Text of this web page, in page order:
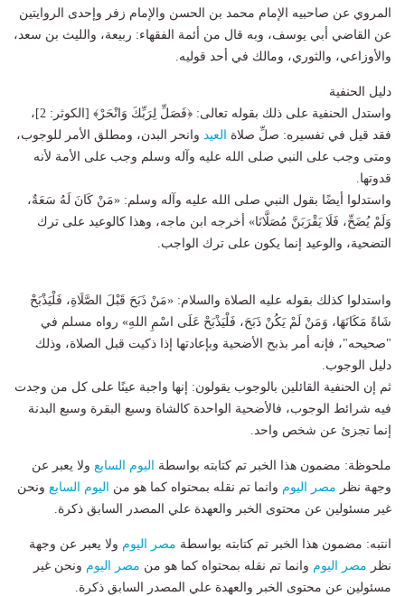
المروي عن صاحبيه الإمام محمد بن الحسن والإمام زفر وإحدى الروايتين
عن القاضي أبي يوسف، وبه قال من أئمة الفقهاء: ربيعة، والليث بن سعد،
والأوزاعي، والثوري، ومالك في أحد قوليه.
دليل الحنفية
واستدل الحنفية على ذلك بقوله تعالى: ﴿فَصَلِّ لِرَبِّكَ وَانْحَرْ﴾ [الكوثر: 2]،
فقد قيل في تفسيره: صلِّ صلاة
العيد وانحر البدن، ومطلق الأمر للوجوب،
ومتى وجب على النبي صلى الله عليه وآله وسلم وجب على الأمة لأنه
قدوتها.
واستدلوا أيضًا بقول النبي صلى الله عليه وآله وسلم: «مَنْ كَانَ لَهُ سَعَةٌ،
وَلَمْ يُضَحِّ، فَلَا يَقْرَبَنَّ مُصَلَّانَا» أخرجه ابن ماجه، وهذا كالوعيد على ترك
التضحية، والوعيد إنما يكون على ترك الواجب.
واستدلوا كذلك بقوله عليه الصلاة والسلام: «مَنْ ذَبَحَ قَبْلَ الصَّلَاةِ، فَلْيَذْبَحْ
شَاةً مَكَانَهَا، وَمَنْ لَمْ يَكُنْ ذَبَحَ، فَلْيَذْبَحْ عَلَى اسْمِ اللهِ» رواه مسلم في
"صحيحه"، فإنه أمر بذبح الأضحية وبإعادتها إذا ذكيت قبل الصلاة، وذلك
دليل الوجوب.
ثم إن الحنفية القائلين بالوجوب يقولون: إنها واجبة عينًا على كل من وجدت
فيه شرائط الوجوب، فالأضحية الواحدة كالشاة وسبع البقرة وسبع البدنة
إنما تجزئ عن شخص واحد.
ملحوظة: مضمون هذا الخبر تم كتابته بواسطة اليوم السابع ولا يعبر عن
وجهة نظر مصر اليوم وانما تم نقله بمحتواه كما هو من اليوم السابع ونحن
غير مسئولين عن محتوى الخبر والعهدة علي المصدر السابق ذكرة.
انتبه: مضمون هذا الخبر تم كتابته بواسطة مصر اليوم ولا يعبر عن وجهة
نظر مصر اليوم وانما تم نقله بمحتواه كما هو من مصر اليوم ونحن غير
مسئولين عن محتوى الخبر والعهدة علي المصدر السابق ذكرة.